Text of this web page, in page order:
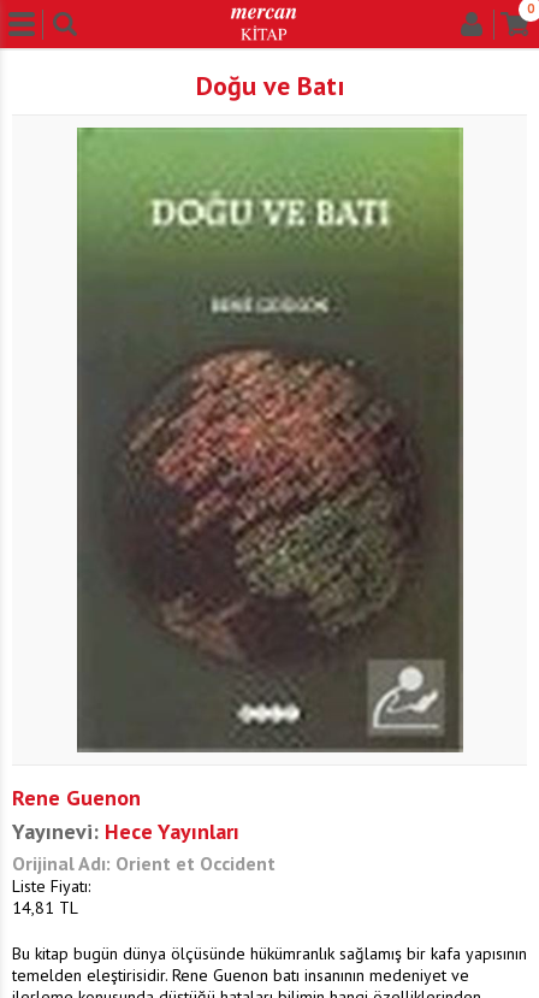
0
Doğu ve Batı
Rene Guenon
Yayınevi: Hece Yayınları
Orijinal Adı: Orient et Occident
Liste Fiyatı:
14,81 TL
Bu kitap bugün dünya ölçüsünde hükümranlık sağlamış bir kafa yapısının
temelden eleştirisidir. Rene Guenon batı insanının medeniyet ve